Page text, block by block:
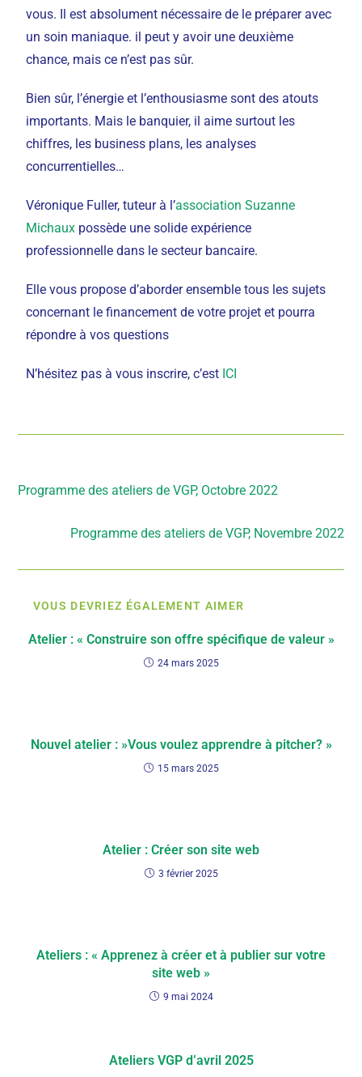
vous. Il est absolument nécessaire de le préparer avec
un soin maniaque. il peut y avoir une deuxième
chance, mais ce n’est pas sûr.
Bien sûr, l’énergie et l’enthousiasme sont des atouts
importants. Mais le banquier, il aime surtout les
chiffres, les business plans, les analyses
concurrentielles…
Véronique Fuller, tuteur à l’association Suzanne
Michaux possède une solide expérience
professionnelle dans le secteur bancaire.
Elle vous propose d’aborder ensemble tous les sujets
concernant le financement de votre projet et pourra
répondre à vos questions
N’hésitez pas à vous inscrire, c’est ICI
Programme des ateliers de VGP, Octobre 2022
Programme des ateliers de VGP, Novembre 2022
VOUS DEVRIEZ ÉGALEMENT AIMER
Atelier : « Construire son offre spécifique de valeur »
24 mars 2025
Nouvel atelier : »Vous voulez apprendre à pitcher? »
15 mars 2025
Atelier : Créer son site web
3 février 2025
Ateliers : « Apprenez à créer et à publier sur votre
site web »
9 mai 2024
Ateliers VGP d’avril 2025